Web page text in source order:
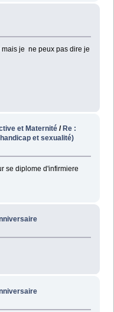
mais je ne peux pas dire je
et Maternité /Re :
et sexualité)
se diplome d'infirmiere